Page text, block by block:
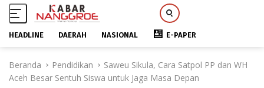
HEADLINE DAERAH NASIONAL E-PAPER
Beranda Pendidikan
Saweu Sikula, Cara Satpol PP dan WH
Aceh Besar Sentuh Siswa untuk Jaga Masa Depan